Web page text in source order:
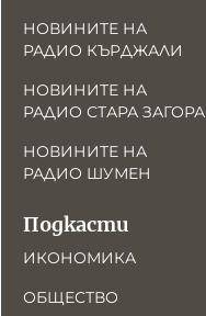
НОВИНИТЕ НА
РАДИО КЪРДЖАЛИ
НОВИНИТЕ НА
РАДИО СТАРА ЗАГОРА
НОВИНИТЕ НА
РАДИО ШУМЕН
Подкасти
ИКОНОМИКА
ОБЩЕСТВО